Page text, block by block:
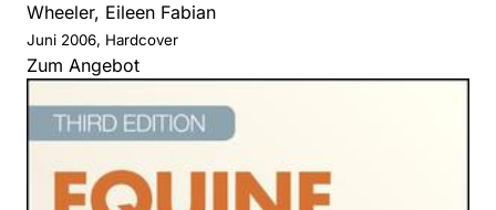
Wheeler, Eileen Fabian
Juni 2006, Hardcover
Zum Angebot